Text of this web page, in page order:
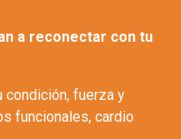
a reconectar con tu
condición, fuerza y
funcionales, cardio